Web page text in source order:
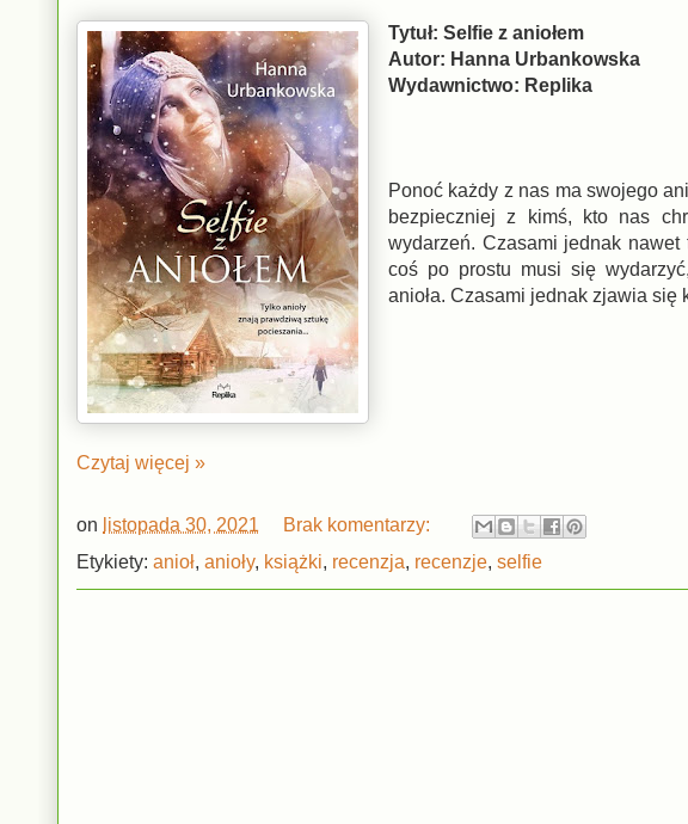
Tytuł: Selfie z aniołem
Autor: Hanna Urbankowska
Wydawnictwo: Replika
Ponoć każdy z nas ma swojego
bezpieczniej z kimś, kto nas
wydarzeń. Czasami jednak
coś po prostu musi się
anioła. Czasami jednak zjawia się
Czytaj więcej »
on listopada 30, 2021
Brak komentarzy:
Etykiety: anioł, anioły, książki, recenzja, recenzje, selfie